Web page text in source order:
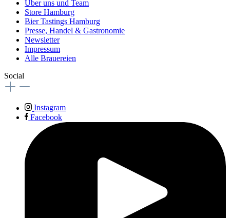
Über uns und Team
Store Hamburg
Bier Tastings Hamburg
Presse, Handel & Gastronomie
Newsletter
Impressum
Alle Brauereien
Social
Instagram
Facebook